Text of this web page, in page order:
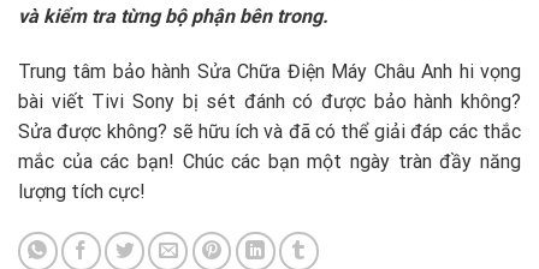
và kiểm tra từng bộ phận bên trong.
Trung tâm bảo hành Sửa Chữa Điện Máy Châu Anh hi vọng
bài viết Tivi Sony bị sét đánh có được bảo hành không?
Sửa được không? sẽ hữu ích và đã có thể giải đáp các thắc
mắc của các bạn! Chúc các bạn một ngày tràn đầy năng
lượng tích cực!